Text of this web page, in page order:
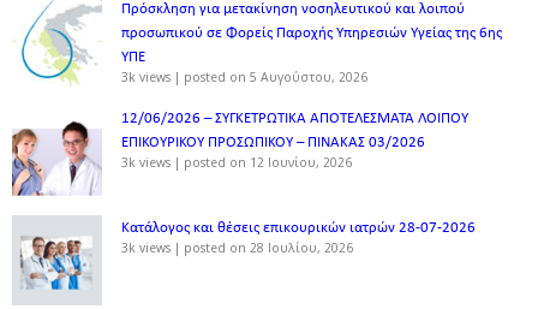
Πρόσκληση για μετακίνηση νοσηλευτικού και λοιπού
προσωπικού σε Φορείς Παροχής Υπηρεσιών Υγείας της 6ης
ΥΠΕ
3k views | posted on 5 Αυγούστου, 2026
12/06/2026 – ΣΥΓΚΕΤΡΩΤΙΚΑ ΑΠΟΤΕΛΕΣΜΑΤΑ ΛΟΙΠΟΥ
ΕΠΙΚΟΥΡΙΚΟΥ ΠΡΟΣΩΠΙΚΟΥ – ΠΙΝΑΚΑΣ 03/2026
3k views | posted on 12 Ιουνίου, 2026
Κατάλογος και θέσεις επικουρικών ιατρών 28-07-2026
3k views | posted on 28 Ιουλίου, 2026